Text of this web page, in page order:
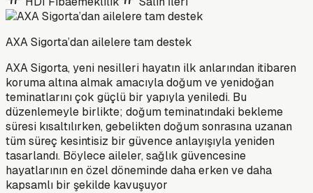
AXA Sigorta’dan ailelere tam destek
AXA Sigorta, yeni nesilleri hayatın ilk anlarından itibaren
koruma altına almak amacıyla doğum ve yenidoğan
teminatlarını çok güçlü bir yapıyla yeniledi. Bu
düzenlemeyle birlikte; doğum teminatındaki bekleme
süresi kısaltılırken, gebelikten doğum sonrasına uzanan
tüm süreç kesintisiz bir güvence anlayışıyla yeniden
tasarlandı. Böylece aileler, sağlık güvencesine
hayatlarının en özel döneminde daha erken ve daha
kapsamlı bir şekilde kavuşuyor